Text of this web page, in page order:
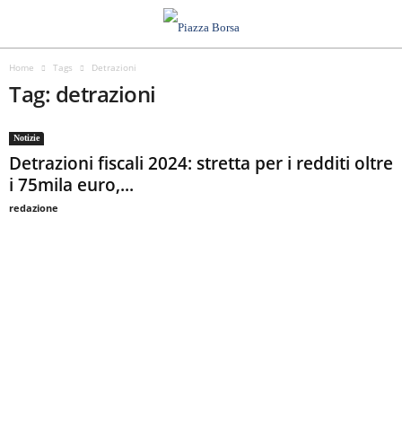
Home Tags Detrazioni
Tag: detrazioni
Notizie
Detrazioni fiscali 2024: stretta per i redditi oltre
i 75mila euro,...
redazione